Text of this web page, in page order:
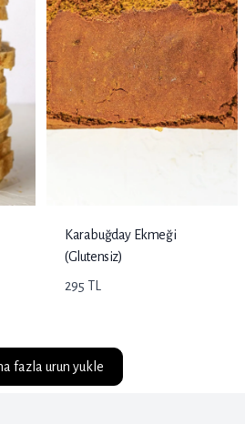
Karabuğday Ekmeği
(Glutensiz)
295 TL
fazla urun yukle